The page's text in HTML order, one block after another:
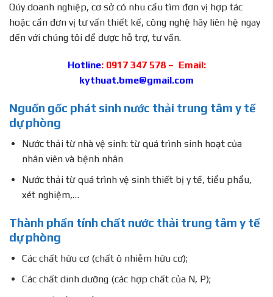
Qúy doanh nghiệp, cơ sở có nhu cầu tìm đơn vị hợp tác
hoặc cần đơn vị tư vấn thiết kế, công nghệ hãy liên hệ ngay
đến với chúng tôi để được hỗ trợ, tư vấn.
Hotline: 0917 347 578 – Email:
kythuat.bme@gmail.com
Nguồn gốc phát sinh nước thải trung tâm y tế
dự phòng
Nước thải từ nhà vệ sinh: từ quá trình sinh hoạt của
nhân viên và bệnh nhân
Nước thải từ quá trình vệ sinh thiết bị y tế, tiểu phẩu,
xét nghiệm,…
Thành phần tính chất nước thải trung tâm y tế
dự phòng
Các chất hữu cơ (chất ô nhiễm hữu cơ);
Các chất dinh dưỡng (các hợp chất của N, P);